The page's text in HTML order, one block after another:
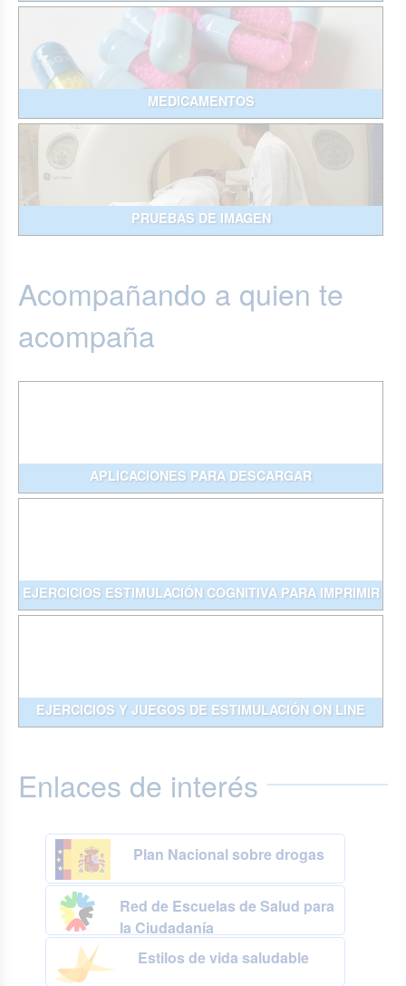
MEDICAMENTOS
PRUEBAS DE IMAGEN
Acompañando a quien te
acompaña
APLICACIONES PARA DESCARGAR
EJERCICIOS ESTIMULACIÓN COGNITIVA PARA IMPRIMIR
EJERCICIOS Y JUEGOS DE ESTIMULACIÓN ON LINE
Enlaces de interés
Plan Nacional sobre drogas
Red de Escuelas de Salud para
la Ciudadanía
Estilos de vida saludable